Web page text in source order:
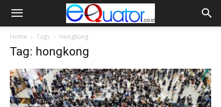
Home Tags Hongkong
Tag: hongkong